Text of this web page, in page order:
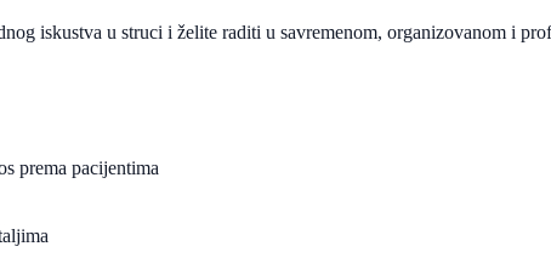
iskustva u struci i želite raditi u savremenom, organizovanom i
prema pacijentima